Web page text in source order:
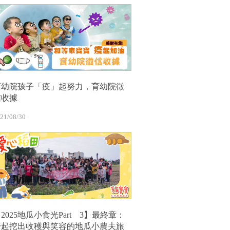
院孩子「疫」起努力，育幼院徵
據
08/30
地瓜小食光Part 3】最終章：
挖出收穫與笑容的地瓜小農夫旅